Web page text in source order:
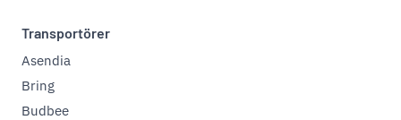
Transportörer
Asendia
Bring
Budbee